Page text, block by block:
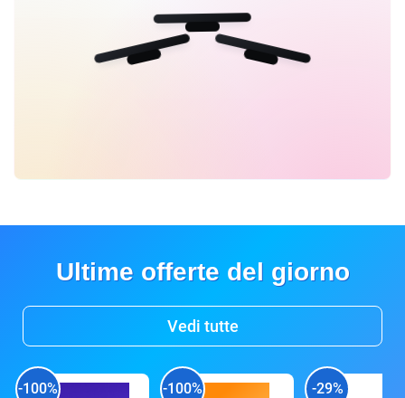
Ultime offerte del giorno
Vedi tutte
-100% -100% -29%